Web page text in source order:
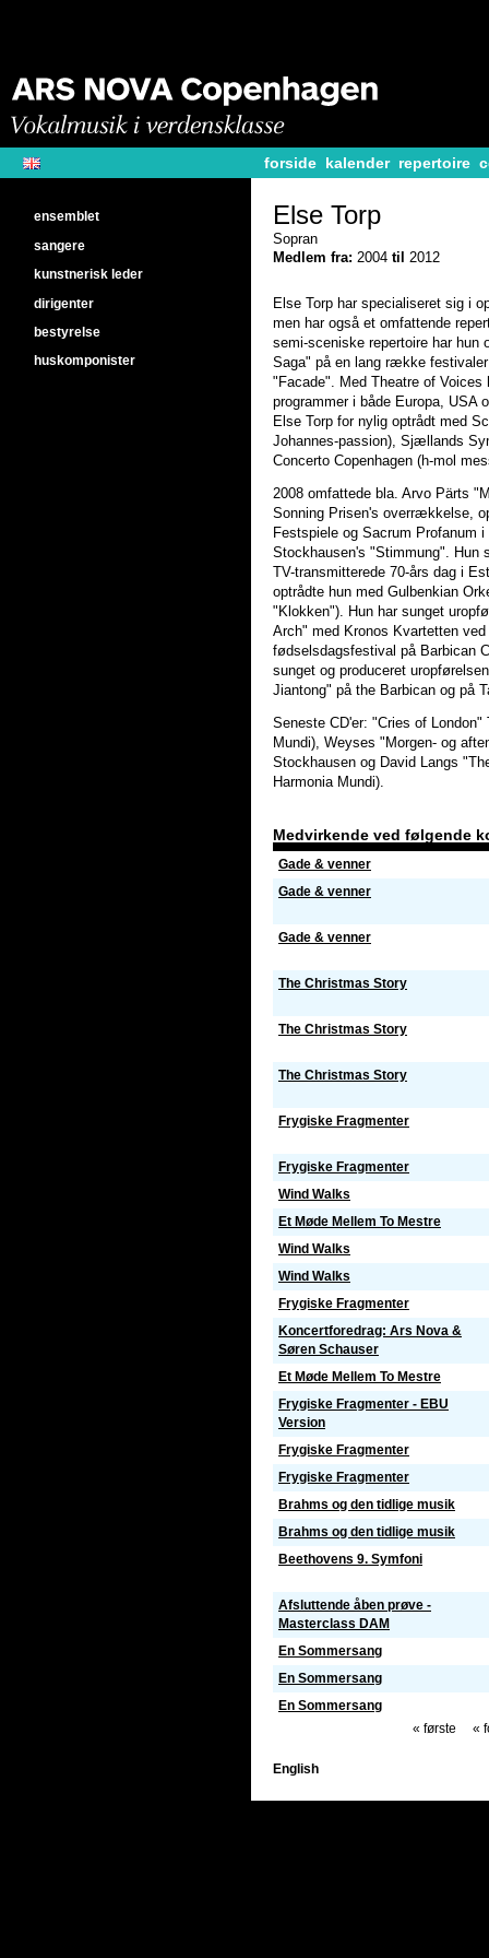
forside kalender repertoire
Else Torp
Sopran
Medlem fra: 2004 til 2012
Else Torp har specialiseret sig i
men har også et omfattende
semi-sceniske repertoire har hun
Saga" på en lang række
"Facade". Med Theatre of
programmer i både Europa, USA
Else Torp for nylig optrådt med
Johannes-passion), Sjællands
Concerto Copenhagen (h-mol
2008 omfattede bla. Arvo Pärts
Sonning Prisen's overrækkelse,
Festspiele og Sacrum Profanum
Stockhausen's "Stimmung". Hun
TV-transmitterede 70-års dag i
optrådte hun med Gulbenkian
"Klokken"). Hun har sunget
Arch" med Kronos Kvartetten
fødselsdagsfestival på Barbican
sunget og produceret
Jiantong" på the Barbican og på
Seneste CD'er: "Cries of
Mundi), Weyses "Morgen- og
Stockhausen og David Langs
Harmonia Mundi).
Medvirkende ved følgende
Gade & venner
Gade & venner
Gade & venner
The Christmas Story
The Christmas Story
The Christmas Story
Frygiske Fragmenter
Frygiske Fragmenter
Wind Walks
Et Møde Mellem To Mestre
Wind Walks
Wind Walks
Frygiske Fragmenter
Koncertforedrag: Ars Nova &
Søren Schauser
Et Møde Mellem To Mestre
Frygiske Fragmenter - EBU
Version
Frygiske Fragmenter
Frygiske Fragmenter
Brahms og den tidlige musik
Brahms og den tidlige musik
Beethovens 9. Symfoni
Afsluttende åben prøve -
Masterclass DAM
En Sommersang
En Sommersang
En Sommersang
« første
«
English
ensemblet
sangere
kunstnerisk leder
dirigenter
bestyrelse
huskomponister